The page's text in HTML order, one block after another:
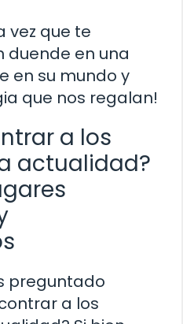
vez que te
duende en una
en su mundo y
que nos regalan!
a los
actualidad?
preguntado
a los